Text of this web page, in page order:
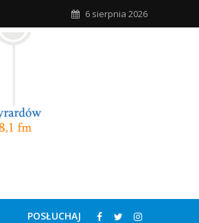
6 sierpnia 2026
POSŁUCHAJ